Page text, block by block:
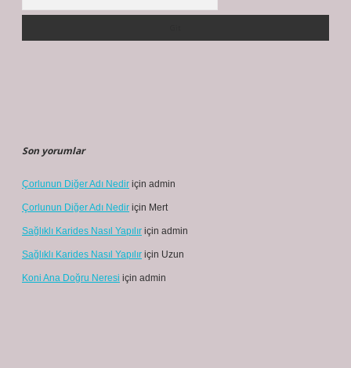
Son yorumlar
Çorlunun Diğer Adı Nedir için admin
Çorlunun Diğer Adı Nedir için Mert
Sağlıklı Karides Nasıl Yapılır için admin
Sağlıklı Karides Nasıl Yapılır için Uzun
Koni Ana Doğru Neresi için admin